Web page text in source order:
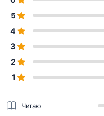
5
4
3
2
1
Читаю